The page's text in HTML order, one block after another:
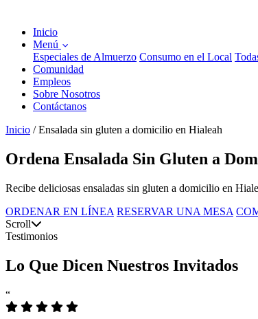
Inicio
Menú
Especiales de Almuerzo Consumo en el Local
Comunidad
Empleos
Sobre Nosotros
Contáctanos
Inicio / Ensalada sin gluten a domicilio en Hialeah
Ordena Ensalada Sin Gluten a
Recibe deliciosas ensaladas sin gluten a domicilio en
ORDENAR EN LÍNEA RESERVAR UNA MESA
Scroll
Testimonios
Lo Que Dicen Nuestros Invitados
“